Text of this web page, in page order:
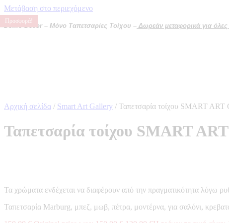
Μετάβαση στο περιεχόμενο
Domo Decor – Μόνο Ταπετσαρίες Τοίχου – Δωρεάν μεταφορικά για όλες
Αρχική σελίδα / Smart Art Gallery / Ταπετσαρία τοίχου SMART
Ταπετσαρία τοίχου SMART
Τα χρώματα ενδέχεται να διαφέρουν από την πραγματικότητα λόγω
Ταπετσαρία Marburg, μπεζ, μωβ, πέτρα, μοντέρνα, για σαλόνι,
Προσφορά!
Προσφορά!
Προσφορά!
Προσφορά!